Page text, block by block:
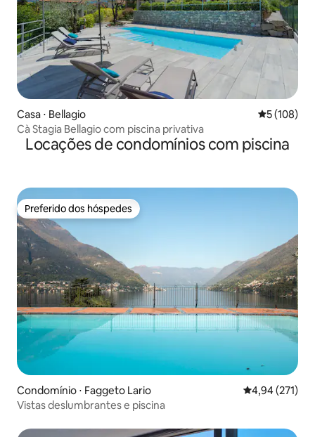
Casa ⋅ Bellagio 5 de uma
5 (108)
Cà Stagia Bellagio com piscina privativa
Locações de condomínios com piscina
Preferido dos hóspedes
Preferido dos hóspedes
Condomínio ⋅ Faggeto Lario 4,94 de uma
4,94 (271)
Vistas deslumbrantes e piscina